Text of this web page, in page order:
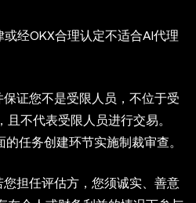
经OKX合理认定不适合AI代理
保证您不是受限人员，不位于受
不代表受限人员进行交易。
任务创建环节实施制裁审查。
您担任评估方，您须诚实、善意